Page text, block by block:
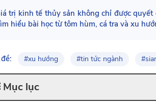
trị kinh tế thủy sản không chỉ được
hiểu bài học từ tôm hùm, cá tra và xu
#xu hướng #tin tức ngành
Mục lục